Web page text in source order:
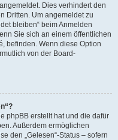
Dies verhindert den
Dritten. Um angemeldet zu
bleiben“ beim Anmelden
Sie sich an einem öffentlichen
befinden. Wenn diese Option
von der Board-
phpBB erstellt hat und die dafür
Außerdem ermöglichen
den „Gelesen“-Status – sofern